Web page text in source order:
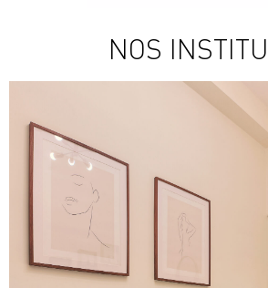
NOS